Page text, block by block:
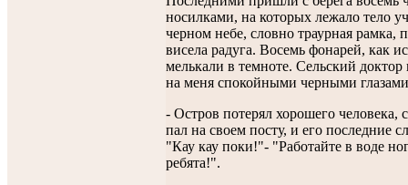
носилками, на которых лежало тело
черном небе, словно траурная рамка,
висела радуга. Восемь фонарей, как
мелькали в темноте. Сельский доктор
на меня спокойными черными
- Остров потерял хорошего человека,
пал на своем посту, и его последние
"Кау кау поки!"- "Работайте в воде
ребята!".